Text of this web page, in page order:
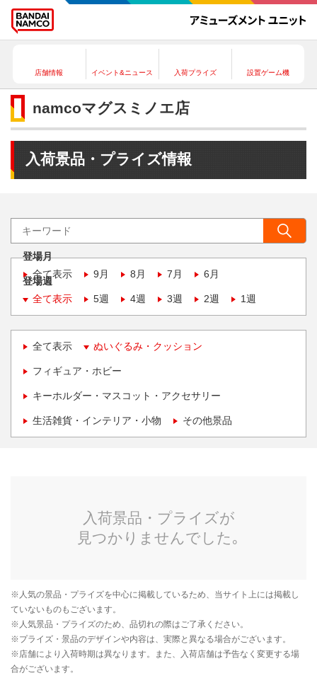
店舗情報 イベント&ニュース 入荷プライズ 設置ゲーム機
namcoマグスミノエ店
入荷景品・プライズ情報
登場月
全て表示
9月 8月 7月 6月
登場週
全て表示
5週 4週 3週 2週 1週
全て表示 ぬいぐるみ・クッション
フィギュア・ホビー
キーホルダー・マスコット・アクセサリー
生活雑貨・インテリア・小物 その他景品